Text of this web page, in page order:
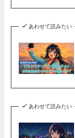
あわせて読みたい
あわせて読みたい